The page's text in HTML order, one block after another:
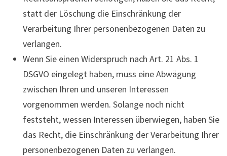
statt der Löschung die Einschränkung der
Verarbeitung Ihrer personenbezogenen Daten zu
verlangen.
Wenn Sie einen Widerspruch nach Art. 21 Abs. 1
DSGVO eingelegt haben, muss eine Abwägung
zwischen Ihren und unseren Interessen
vorgenommen werden. Solange noch nicht
feststeht, wessen Interessen überwiegen, haben Sie
das Recht, die Einschränkung der Verarbeitung Ihrer
personenbezogenen Daten zu verlangen.